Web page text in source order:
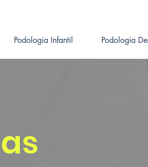
Podologia Infantil Podologia